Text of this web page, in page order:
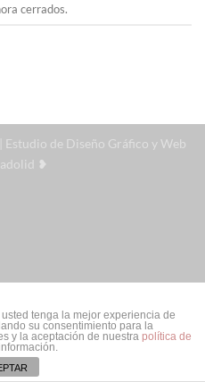
cerrados.
| Estudio de Diseño Gráfico y Web
❥
tenga la mejor experiencia de
su consentimiento para la
y la aceptación de nuestra política de